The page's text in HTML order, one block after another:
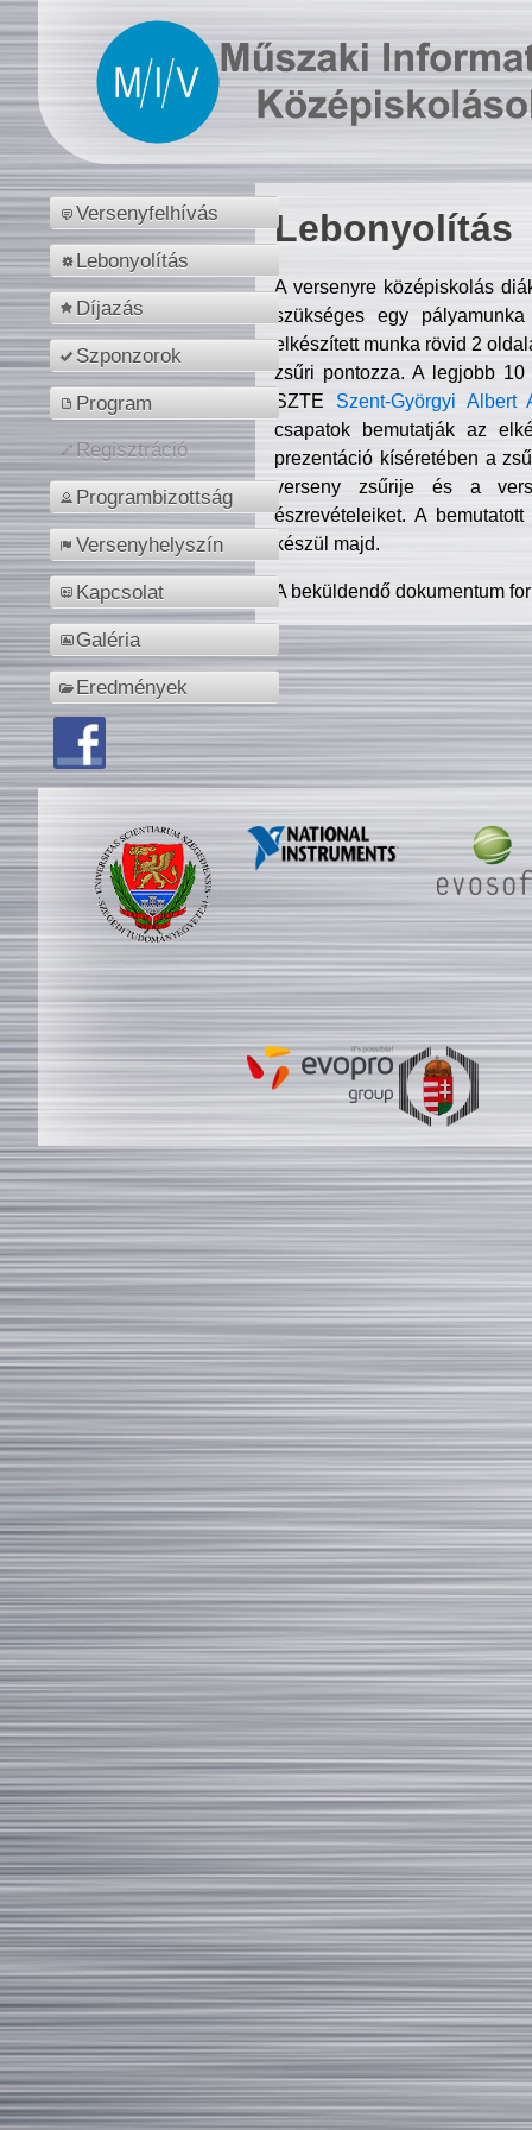
Versenyfelhívás
Lebonyolítás
Díjazás
Szponzorok
Program
Regisztráció
Programbizottság
Versenyhelyszín
Kapcsolat
Galéria
Eredmények
Lebonyolítás
A versenyre középiskolás
szükséges egy
elkészített munka rövid 2
zsűri pontozza. A legjobb
SZTE Szent-Györgyi Albert
csapatok bemutatják az
prezentáció kíséretében a
verseny zsűrije és a
észrevételeiket. A
készül majd.
A beküldendő dokumentum